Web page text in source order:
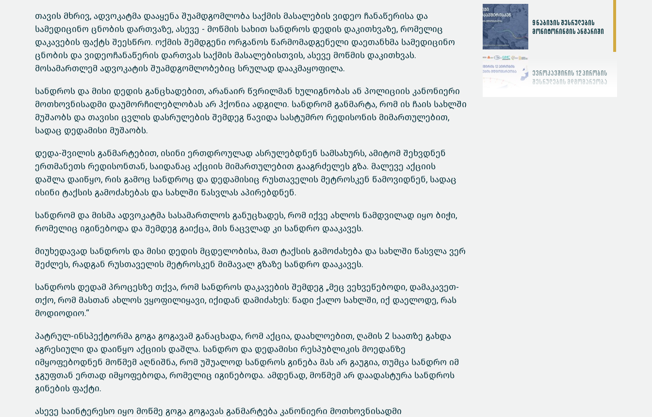
თავის მხრივ, ადვოკატმა დააყენა შუამდგომლობა საქმის მასალების ვიდეო ჩანაწერისა და
სამედიცინო ცნობის დართვაზე, ასევე - მოწმის სახით სანდროს დედის დაკითხვაზე, რომელიც
დაკავების ფაქტს შეესწრო. ოქმის შემდგენი ორგანოს წარმომადგენელი დაეთანხმა სამედიცინო
ცნობის და ვიდეოჩანაწერის დართვას საქმის მასალებისთვის, ასევე მოწმის დაკითხვას.
მოსამართლემ ადვოკატის შუამდგომლობებიც სრულად დააკმაყოფილა.
სანდროს და მისი დედის განცხადებით, არანაირ წვრილმან ხულიგნობას ან პოლიციის კანონიერი
მოთხოვნისადმი დაუმორჩილებლობას არ ჰქონია ადგილი. სანდრომ განმარტა, რომ ის ჩაის სახლში
მუშაობს და თავისი ცვლის დასრულების შემდეგ წავიდა სასტუმრო რედისონის მიმართულებით,
სადაც დედამისი მუშაობს.
დედა-შვილის განმარტებით, ისინი ერთდროულად ასრულებდნენ სამსახურს, ამიტომ შეხვდნენ
ერთმანეთს რედისონთან, საიდანაც აქციის მიმართულებით გააგრძელეს გზა. მალევე აქციის
დაშლა დაიწყო, რის გამოც სანდროც და დედამისიც რუსთაველის მეტროსკენ წამოვიდნენ, სადაც
ისინი ტაქსის გამოძახებას და სახლში წასვლას აპირებდნენ.
სანდრომ და მისმა ადვოკატმა სასამართლოს განუცხადეს, რომ იქვე ახლოს ნამდვილად იყო ბიჭი,
რომელიც იგინებოდა და შემდეგ გაიქცა, მის ნაცვლად კი სანდრო დააკავეს.
მიუხედავად სანდროს და მისი დედის მცდელობისა, მათ ტაქსის გამოძახება და სახლში წასვლა ვერ
შეძლეს, რადგან რუსთაველის მეტროსკენ მიმავალ გზაზე სანდრო დააკავეს.
სანდროს დედამ პროცესზე თქვა, რომ სანდროს დაკავების შემდეგ „მეც ვეხვეწებოდი, დამაკავეთ-
თქო, რომ მასთან ახლოს ვყოფილიყავი, იქიდან დამიძახეს: წადი ქალო სახლში, იქ დაელოდე, რას
მოდიოდიო.“
პატრულ-ინსპექტორმა გოგა გოგავამ განაცხადა, რომ აქცია, დაახლოებით, ღამის 2 საათზე გახდა
აგრესიული და დაიწყო აქციის დაშლა. სანდრო და დედამისი რესპუბლიკის მოედანზე
იმყოფებოდნენ მოწმემ აღნიშნა, რომ უშუალოდ სანდროს გინება მას არ გაუგია, თუმცა სანდრო იმ
ჯგუფთან ერთად იმყოფებოდა, რომელიც იგინებოდა. ამდენად, მოწმემ არ დაადასტურა სანდროს
გინების ფაქტი.
ასევე საინტერესო იყო მოწმე გოგა გოგავას განმარტება კანონიერი მოთხოვნისადმი
9 ნაბიჯის შესრულების
მონიტორინგის ანგარიში
ევროკავშირის 12 პირობის
შესრულების მდგომარეობა